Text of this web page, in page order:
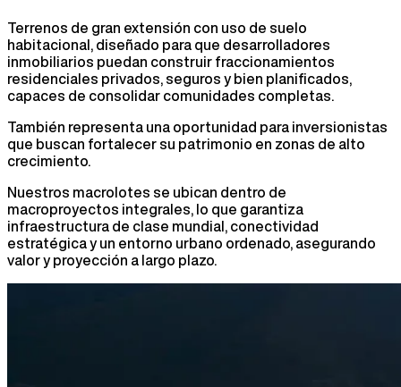
Terrenos de gran extensión con uso de suelo
habitacional, diseñado para que desarrolladores
inmobiliarios puedan construir fraccionamientos
residenciales privados, seguros y bien planificados,
capaces de consolidar comunidades completas.
También representa una oportunidad para inversionistas
que buscan fortalecer su patrimonio en zonas de alto
crecimiento.
Nuestros macrolotes se ubican dentro de
macroproyectos integrales, lo que garantiza
infraestructura de clase mundial, conectividad
estratégica y un entorno urbano ordenado, asegurando
valor y proyección a largo plazo.